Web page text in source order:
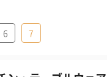
6 7